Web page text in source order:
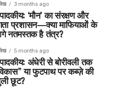
3 months ago
‘मौन’ का संरक्षण और
प्रशासन—क्या माफियाओं के
नतमस्तक है तंत्र?
5 months ago
अंधेरी से बोरीवली तक
या फुटपाथ पर कब्ज़े की
छूट?